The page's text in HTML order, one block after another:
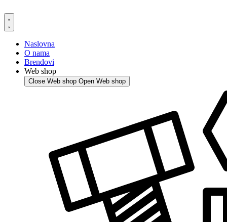
to
content
Naslovna
O nama
Brendovi
Web shop
Close Web shop Open Web shop